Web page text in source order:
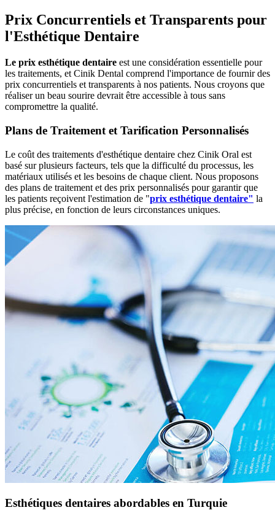
Prix Concurrentiels et Transparents pour
l'Esthétique Dentaire
Le prix esthétique dentaire est une considération essentielle pour
les traitements, et Cinik Dental comprend l'importance de fournir des
prix concurrentiels et transparents à nos patients. Nous croyons que
réaliser un beau sourire devrait être accessible à tous sans
compromettre la qualité.
Plans de Traitement et Tarification Personnalisés
Le coût des traitements d'esthétique dentaire chez Cinik Oral est
basé sur plusieurs facteurs, tels que la difficulté du processus, les
matériaux utilisés et les besoins de chaque client. Nous proposons
des plans de traitement et des prix personnalisés pour garantir que
les patients reçoivent l'estimation de "prix esthétique dentaire" la
plus précise, en fonction de leurs circonstances uniques.
Esthétiques dentaires abordables en Turquie